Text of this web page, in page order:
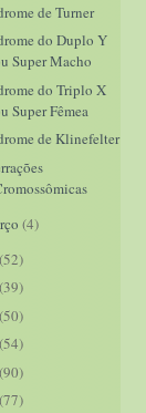
de Turner
do Duplo Y
Super Macho
do Triplo X
Super Fêmea
de Klinefelter
(4)
(52)
(39)
(50)
(54)
(90)
(77)